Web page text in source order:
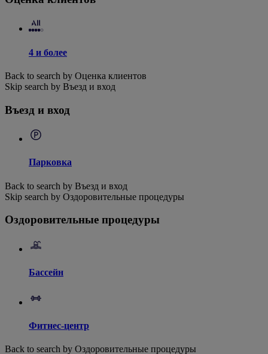
4 и более
Back to search by Оценка клиентов
Skip search by Въезд и вход
Въезд и вход
Парковка
Back to search by Въезд и вход
Skip search by Оздоровительные процедуры
Оздоровительные процедуры
Бассейн
Фитнес-центр
Back to search by Оздоровительные процедуры